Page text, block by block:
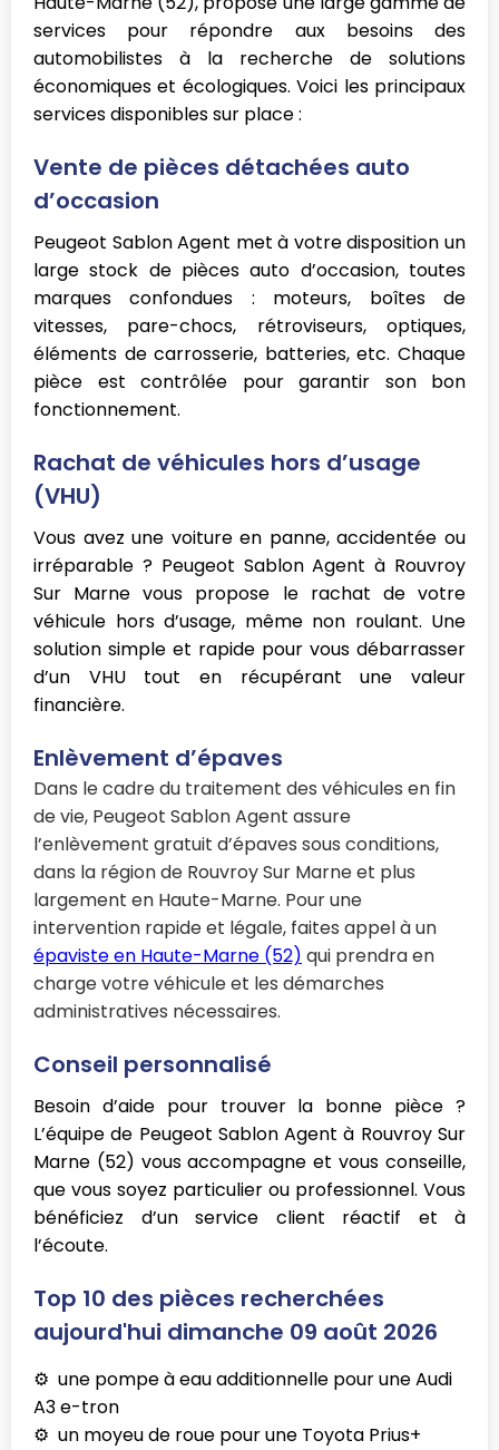
services pour répondre aux besoins des
automobilistes à la recherche de solutions
économiques et écologiques. Voici les principaux
services disponibles sur place :
Vente de pièces détachées auto
d’occasion
Peugeot Sablon Agent met à votre disposition un
large stock de pièces auto d’occasion, toutes
marques confondues : moteurs, boîtes de
vitesses, pare-chocs, rétroviseurs, optiques,
éléments de carrosserie, batteries, etc. Chaque
pièce est contrôlée pour garantir son bon
fonctionnement.
Rachat de véhicules hors d’usage
(VHU)
Vous avez une voiture en panne, accidentée ou
irréparable ? Peugeot Sablon Agent à Rouvroy
Sur Marne vous propose le rachat de votre
véhicule hors d’usage, même non roulant. Une
solution simple et rapide pour vous débarrasser
d’un VHU tout en récupérant une valeur
financière.
Enlèvement d’épaves
Dans le cadre du traitement des véhicules en fin
de vie, Peugeot Sablon Agent assure
l’enlèvement gratuit d’épaves sous conditions,
dans la région de Rouvroy Sur Marne et plus
largement en Haute-Marne. Pour une
intervention rapide et légale, faites appel à un
épaviste en Haute-Marne (52) qui prendra en
charge votre véhicule et les démarches
administratives nécessaires.
Conseil personnalisé
Besoin d’aide pour trouver la bonne pièce ?
L’équipe de Peugeot Sablon Agent à Rouvroy Sur
Marne (52) vous accompagne et vous conseille,
que vous soyez particulier ou professionnel. Vous
bénéficiez d’un service client réactif et à
l’écoute.
Top 10 des pièces recherchées
aujourd'hui dimanche 09 août 2026
une pompe à eau additionnelle pour une Audi
A3 e-tron
un moyeu de roue pour une Toyota Prius+